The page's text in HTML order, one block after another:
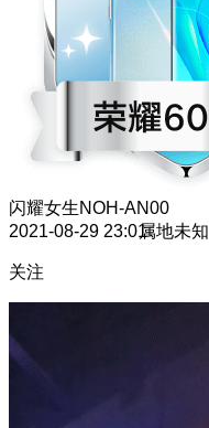
闪耀女生NOH-AN00
2021-08-29 23:01属地未知
关注